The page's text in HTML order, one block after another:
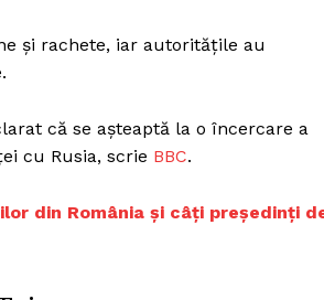
și rachete, iar autoritățile au
că se așteaptă la o încercare a
cu Rusia, scrie BBC.
din România și câți președinți